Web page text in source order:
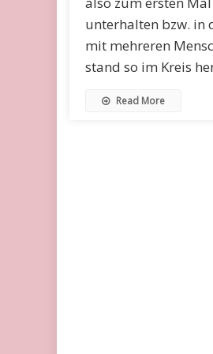
unterhalten bzw. in
mit mehreren
stand so im Kreis
Read More